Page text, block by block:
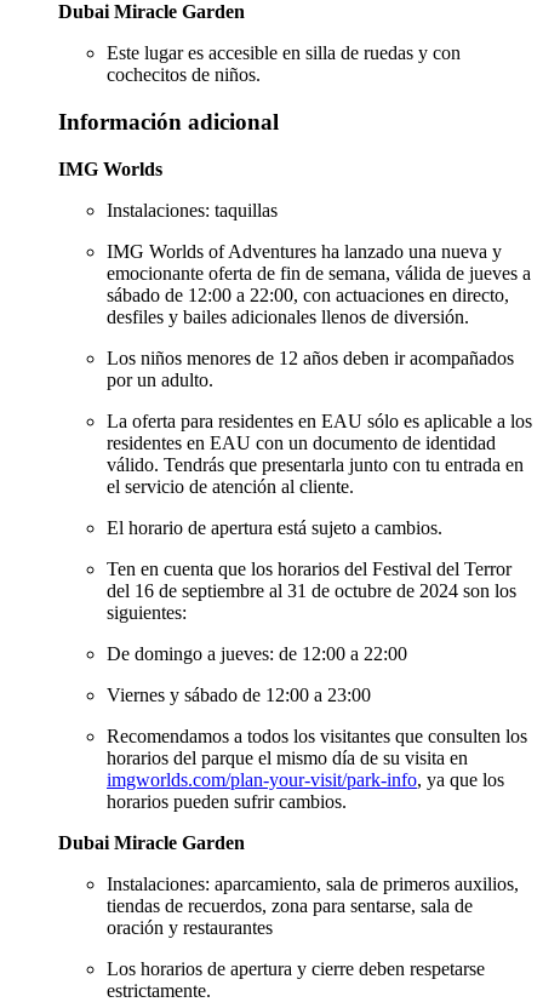
Dubai Miracle Garden
Este lugar es accesible en silla de ruedas y con
cochecitos de niños.
Información adicional
IMG Worlds
Instalaciones: taquillas
IMG Worlds of Adventures ha lanzado una nueva y
emocionante oferta de fin de semana, válida de jueves a
sábado de 12:00 a 22:00, con actuaciones en directo,
desfiles y bailes adicionales llenos de diversión.
Los niños menores de 12 años deben ir acompañados
por un adulto.
La oferta para residentes en EAU sólo es aplicable a los
residentes en EAU con un documento de identidad
válido. Tendrás que presentarla junto con tu entrada en
el servicio de atención al cliente.
El horario de apertura está sujeto a cambios.
Ten en cuenta que los horarios del Festival del Terror
del 16 de septiembre al 31 de octubre de 2024 son los
siguientes:
De domingo a jueves: de 12:00 a 22:00
Viernes y sábado de 12:00 a 23:00
Recomendamos a todos los visitantes que consulten los
horarios del parque el mismo día de su visita en
imgworlds.com/plan-your-visit/park-info, ya que los
horarios pueden sufrir cambios.
Dubai Miracle Garden
Instalaciones: aparcamiento, sala de primeros auxilios,
tiendas de recuerdos, zona para sentarse, sala de
oración y restaurantes
Los horarios de apertura y cierre deben respetarse
estrictamente.